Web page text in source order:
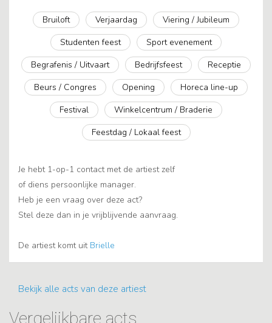
Bruiloft Verjaardag
Viering / Jubileum
Studenten feest
Sport evenement
Begrafenis / Uitvaart
Bedrijfsfeest
Receptie
Beurs / Congres
Opening
Horeca line-up
Festival
Winkelcentrum / Braderie
Feestdag / Lokaal feest
Je hebt 1-op-1 contact met de artiest zelf
of diens persoonlijke manager.
Heb je een vraag over deze act?
Stel deze dan in je vrijblijvende aanvraag.
De artiest komt uit Brielle
Bekijk alle acts van deze artiest
Vergelijkbare acts